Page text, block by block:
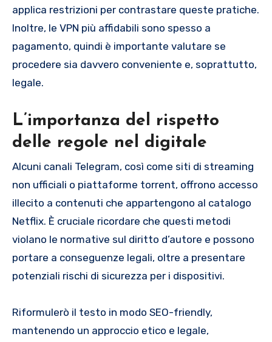
applica restrizioni per contrastare queste pratiche.
Inoltre, le VPN più affidabili sono spesso a
pagamento, quindi è importante valutare se
procedere sia davvero conveniente e, soprattutto,
legale.
L’importanza del rispetto
delle regole nel digitale
Alcuni canali Telegram, così come siti di streaming
non ufficiali o piattaforme torrent, offrono accesso
illecito a contenuti che appartengono al catalogo
Netflix. È cruciale ricordare che questi metodi
violano le normative sul diritto d’autore e possono
portare a conseguenze legali, oltre a presentare
potenziali rischi di sicurezza per i dispositivi.
Riformulerò il testo in modo SEO-friendly,
mantenendo un approccio etico e legale,